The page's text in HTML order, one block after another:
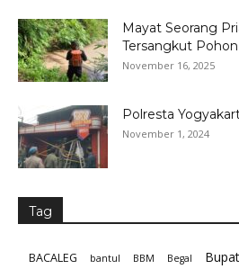
Mayat Seorang
Tersangkut
November 16, 2025
Polresta
November 1, 2024
Tag
BACALEG bantul BBM Begal